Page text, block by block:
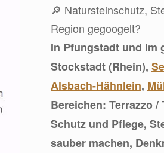
🔎 Natursteinschutz,
Region gegoogelt?
In Pfungstadt und im
Stockstadt (Rhein),
Alsbach-Hähnlein,
Bereichen: Terrazzo
Schutz und Pflege,
sauber machen,